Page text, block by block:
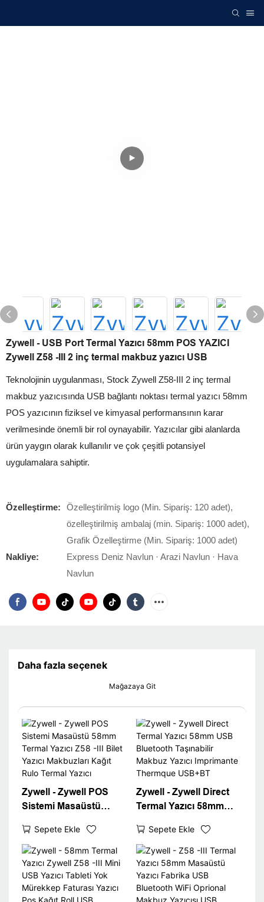
Zywell - USB Port Termal Yazıcı 58mm POS YAZICI
Zywell Z58 -III 2 inç termal makbuz yazıcı USB
Teknolojinin uygulanması, Stock Zywell Z58-III 2 inç termal
makbuz yazıcısında USB bağlantı noktası termal yazıcı 58mm
POS yazıcının fiziksel ve kimyasal performansının karar
verilmesinde önemli bir rol oynayabilir. Yazıcılar gibi alanlarda
ürün yaygın olarak kullanılır ve çok çeşitli potansiyel
uygulamalara sahiptir.
Özelleştirme:
Özelleştirilmiş logo (Min. Sipariş: 120 adet),
özelleştirilmiş ambalaj (min. Sipariş: 1000 adet),
Grafik Özelleştirme (Min. Sipariş: 1000 adet)
Nakliye:
Express Deniz Navlun · Arazi Navlun · Hava
Navlun
Daha fazla seçenek
Mağazaya Git
Zywell - Zywell POS
Sistemi Masaüstü
Z58 -III Bilet Yazıcı
Makbuzları Kağıt Rulo
Termal Yazıcı
Sepete Ekle
Zywell - Zywell Direct
Termal Yazıcı 58mm
Taşınabilir Makbuz
Yazıcı Imprimante
Thermque USB+BT
Sepete Ekle